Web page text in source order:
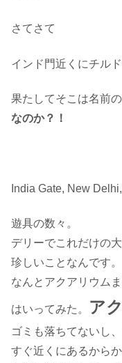
さてさて
インド門近くにチル
果たしてそこは名前の
なのか？！
India Gate, New
遊具の数々。
デリーでこれだけの
珍しいことなんです。
なんとアクアリウムま
はいってみた。 ア
ゴミも落ちてないし
すぐ近くにあるから